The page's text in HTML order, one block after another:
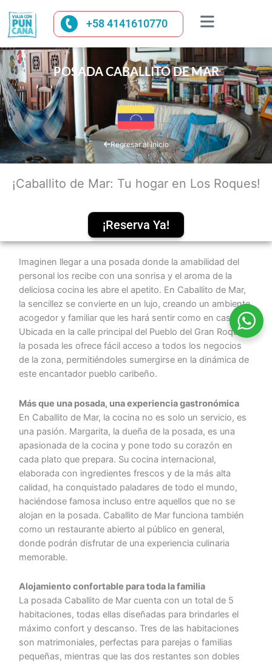
contenido
+58 4141610770
POSADA CABALLITO DE MAR
⭐⭐⭐
Regresar al inicio
¡Caballito de Mar: Tu hogar en Los Roques!
¡Reserva Ya!
Imaginen llegar a una posada donde la amabilidad del
personal los recibe con una sonrisa y el aroma de la
deliciosa cocina les abre el apetito. En Caballito de Mar,
la sencillez se convierte en un lujo, creando un ambiente
acogedor y familiar que les hará sentir como en casa.
Ubicada en la calle principal del Pueblo del Gran Roque,
la posada les ofrece fácil acceso a todos los negocios
de la zona, permitiéndoles sumergirse en la dinámica de
este encantador pueblo caribeño.
Más que una posada, una experiencia gastronómica
En Caballito de Mar, la cocina no es solo un servicio, es
una pasión. Margarita, la dueña de la posada, es una
apasionada de la cocina y pone todo su corazón en
cada plato que prepara. Su cocina internacional,
elaborada con ingredientes frescos y de la más alta
calidad, ha conquistado paladares de todo el mundo,
haciéndose famosa incluso entre aquellos que no se
alojan en la posada. Caballito de Mar funciona también
como un restaurante abierto al público en general,
donde podrán disfrutar de una experiencia culinaria
memorable.
Alojamiento confortable para toda la familia
La posada Caballito de Mar cuenta con un total de 5
habitaciones, todas ellas diseñadas para brindarles el
máximo confort y descanso. Tres de las habitaciones
son matrimoniales, perfectas para parejas o familias
pequeñas, mientras que las dos restantes son dobles